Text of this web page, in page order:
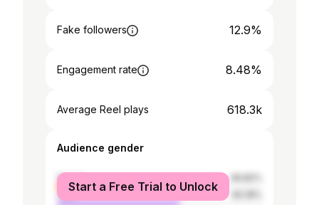
Fake followers 12.9%
Engagement rate 8.48%
Average Reel plays 618.3k
Audience gender
female
male
Start a Free Trial to Unlock